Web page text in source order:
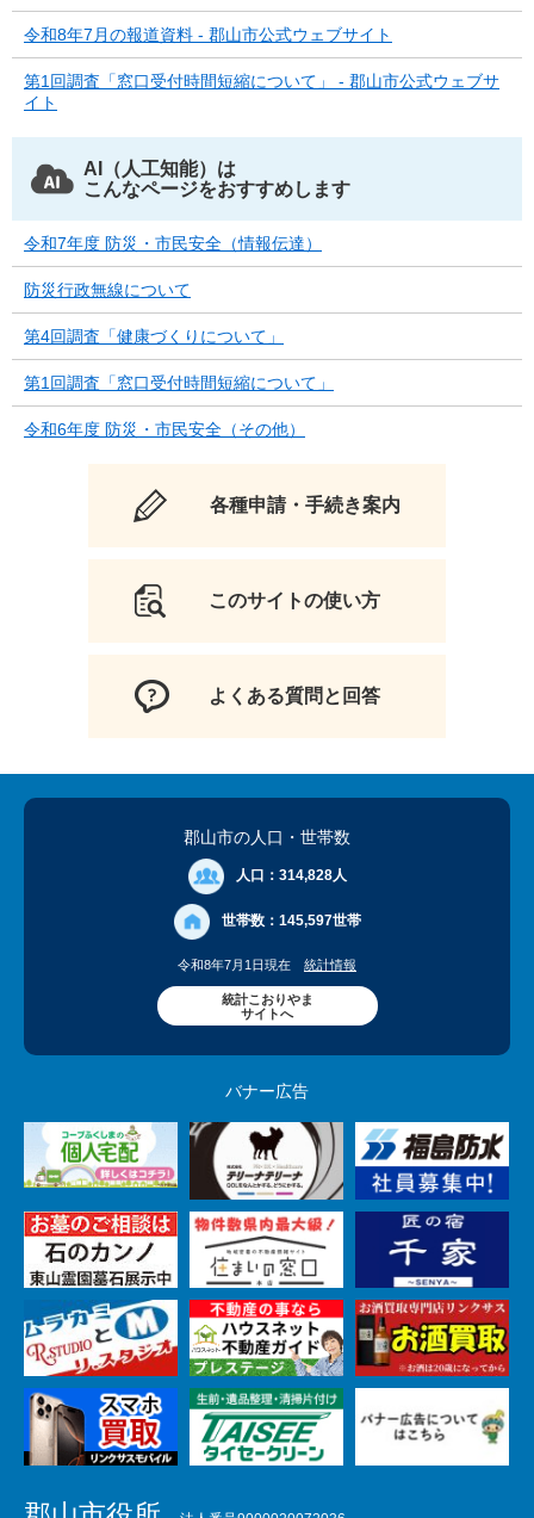
令和8年7月の報道資料 - 郡山市公式ウェブサイト
第1回調査「窓口受付時間短縮について」 - 郡山市公式ウェブサ
イト
AI（人工知能）は
こんなページをおすすめします
令和7年度 防災・市民安全（情報伝達）
防災行政無線について
第4回調査「健康づくりについて」
第1回調査「窓口受付時間短縮について」
令和6年度 防災・市民安全（その他）
各種申請・手続き案内
このサイトの使い方
よくある質問と回答
郡山市の人口 ・世帯数
人口： 314,828人
世帯数： 145,597世帯
令和8年7月1日現在 統計情報
統計こおりやま
サイトへ
バナー広告